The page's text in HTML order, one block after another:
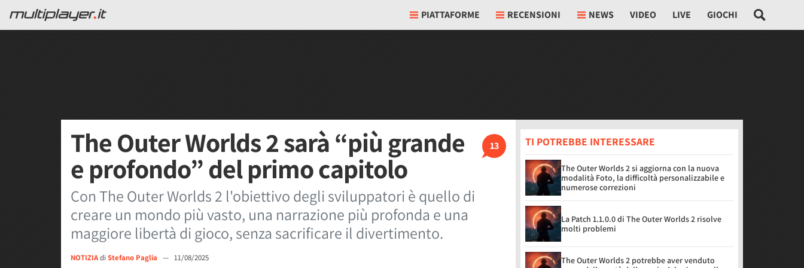
PIATTAFORME RECENSIONI NEWS VIDEO LIVE GIOCHI
13
The Outer Worlds 2 sarà “più grande
e profondo” del primo capitolo
Con The Outer Worlds 2 l'obiettivo degli sviluppatori è quello di
creare un mondo più vasto, una narrazione più profonda e una
maggiore libertà di gioco, senza sacrificare il divertimento.
NOTIZIAdi Stefano Paglia — 11/08/2025
TI POTREBBE INTERESSARE
The Outer Worlds 2 si aggiorna con la nuova
modalità Foto, la difficoltà personalizzabile e
numerose correzioni
La Patch 1.1.0.0 di The Outer Worlds 2 risolve
molti problemi
The Outer Worlds 2 potrebbe aver venduto